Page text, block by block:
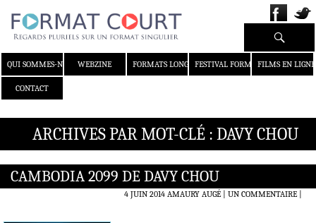
QUI SOMMES-NOUS ?WEBZINE FORMATS LONGS FESTIVAL FORMAT COURT
FILMS EN LIGNE
CONTACT
Recherche
ARCHIVES PAR MOT-CLÉ : DAVY CHOU
CAMBODIA 2099 DE DAVY CHOU
4 JUIN 2014 AMAURY AUGÉ UN COMMENTAIRE|